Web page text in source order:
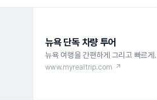
뉴욕 단독 차량 투어
뉴욕 여행을 간편하게 그리고 빠르
www.myrealtrip.com ↗